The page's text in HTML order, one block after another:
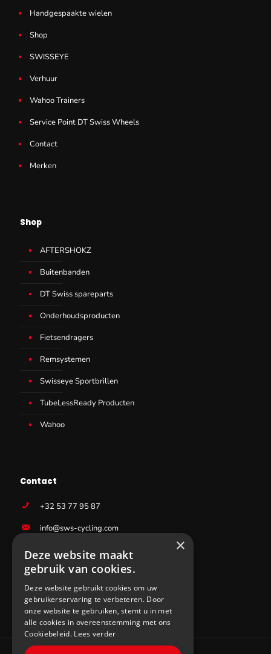
Handgespaakte wielen
Shop
SWISSEYE
Verhuur
Wahoo Trainers
Service Point DT Swiss Wheels
Contact
Merken
Shop
AFTERSHOKZ
Buitenbanden
DT Swiss spareparts
Onderhoudsproducten
Fietsendragers
Remsystemen
Swisseye Sportbrillen
TubeLessReady Producten
Wahoo
Contact
+32 53 77 95 87
info@sws-cycling.com
BE 0831403727
×
Deze website maakt
gebruik van cookies.
Deze website gebruikt cookies om uw
gebruikerservaring te verbeteren. Door
onze website te gebruiken, stemt u in met
alle cookies in overeenstemming met ons
Cookiebeleid. Lees verder